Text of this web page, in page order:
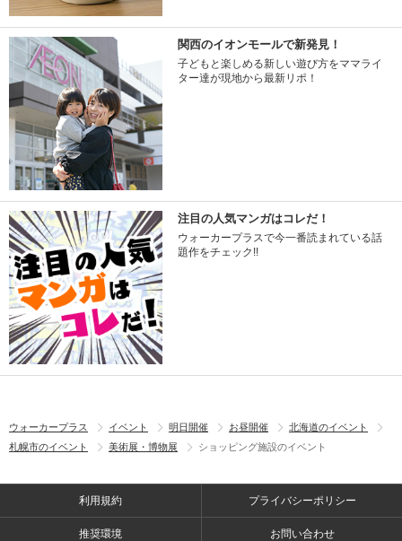
関西のイオンモールで新発見！
子どもと楽しめる新しい遊び方をママライ
ター達が現地から最新リポ！
注目の人気マンガはコレだ！
ウォーカープラスで今一番読まれている話
題作をチェック!!
ウォーカープラス イベント 明日開催 お昼開催
北海道のイベント
札幌市のイベント
美術展・博物展 ショッピング施設のイベント
利用規約 プライバシーポリシー
推奨環境 お問い合わせ